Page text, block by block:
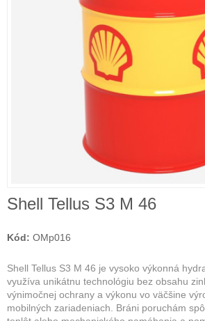
Shell Tellus S3 M 46
Kód: OMp016
Shell Tellus S3 M 46 je vysoko výkonná
využíva unikátnu technológiu bez obsahu
výnimočnej ochrany a výkonu vo väčšine
mobilných zariadeniach. Bráni poruchám